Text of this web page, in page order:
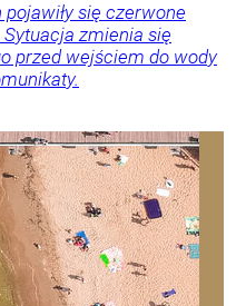
się czerwone
zmienia się
przed wejściem do wody